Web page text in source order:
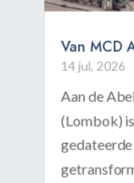
Van MCD
14 jul, 2026
Aan de
(Lombok)